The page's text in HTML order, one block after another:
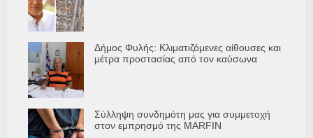
Δήμος Φυλής: Κλιματιζόμενες αίθουσες και
μέτρα προστασίας από τον καύσωνα
Σύλληψη συνδημότη μας για συμμετοχή
στον εμπρησμό της MARFIN